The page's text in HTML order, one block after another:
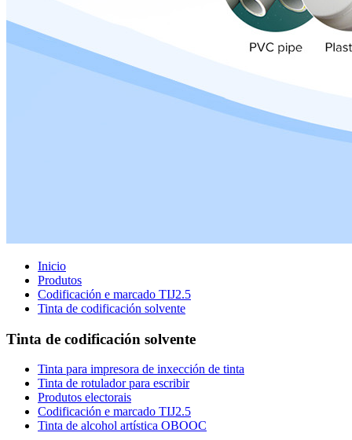
Inicio
Produtos
Codificación e marcado TIJ2.5
Tinta de codificación solvente
Tinta de codificación solvente
Tinta para impresora de inxección de tinta
Tinta de rotulador para escribir
Produtos electorais
Codificación e marcado TIJ2.5
Tinta de alcohol artística OBOOC